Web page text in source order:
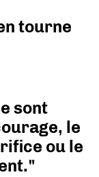
tourne
sont
le
ou le